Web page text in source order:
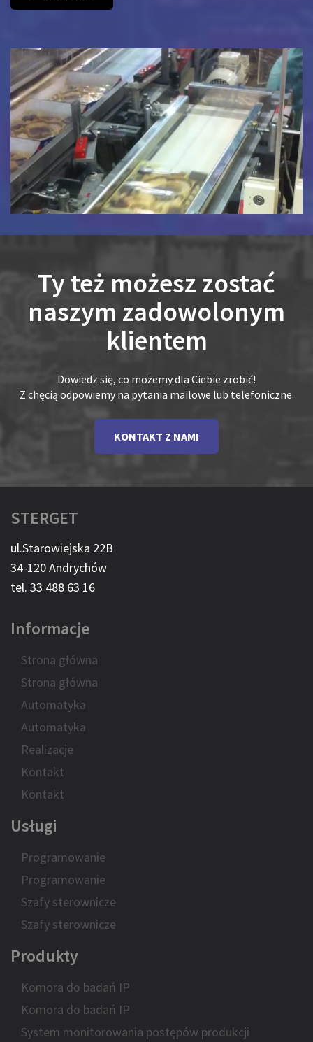
Ty też możesz zostać
naszym zadowolonym
klientem
Dowiedz się, co możemy dla Ciebie zrobić!
Z chęcią odpowiemy na pytania mailowe lub telefoniczne.
KONTAKT Z NAMI
STERGET
ul.Starowiejska 22B
34-120 Andrychów
tel. 33 488 63 16
Informacje
Strona główna
Strona główna
Automatyka
Automatyka
Realizacje
Kontakt
Kontakt
Usługi
Programowanie
Programowanie
Szafy sterownicze
Szafy sterownicze
Produkty
Komora do badań IP
Komora do badań IP
System monitorowania postępów produkcji